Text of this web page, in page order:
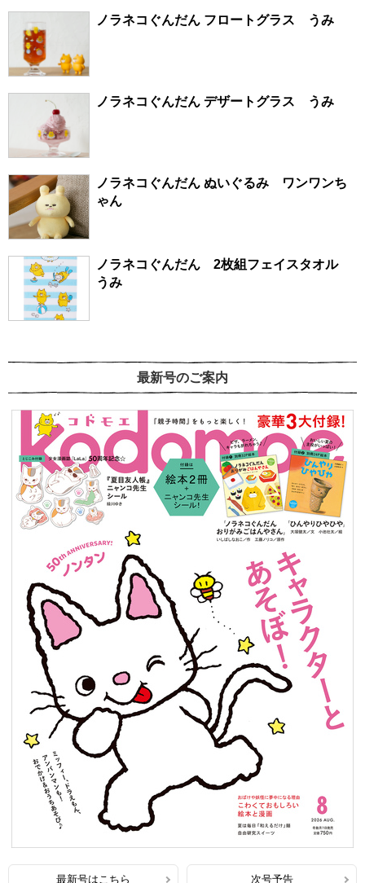
ノラネコぐんだん フロートグラス うみ
ノラネコぐんだん デザートグラス うみ
ノラネコぐんだん ぬいぐるみ ワンワンち
ゃん
ノラネコぐんだん 2枚組フェイスタオル
うみ
最新号のご案内
最新号はこちら 次号予告